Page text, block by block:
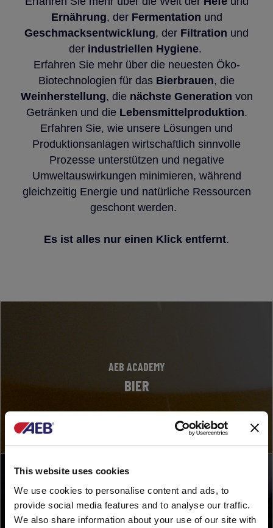
This website uses cookies
We use cookies to personalise content and ads, to
provide social media features and to analyse our traffic.
We also share information about your use of our site with
Ernährung, der Fermentation und
Geschmacksentwicklung, der Filtration und
der industriellen Hygiene.
Erfahren Sie mehr über die neuesten Öko-
Biotechnologien für das Bierbrauen, die
Weinherstellung, die nächste Generation von
Getränken und die Lebensmittelproduktion.
Erfahren Sie, wie unsere Lösungen und
Produktionsanlagen wirtschaftlich sinnvolle
Prozesse unterstützen und negative
Umweltauswirkungen minimieren, während
gleichzeitig Energie und natürliche Ressourcen
geschont werden.
Es ist alles nur einen Klick entfernt.
AEB ACADEMY
BIER
AEB ACADEMY